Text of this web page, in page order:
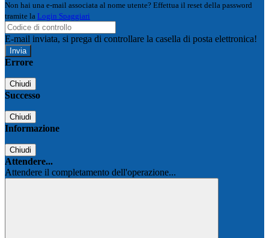
Non hai una e-mail associata al nome utente? Effettua il reset della password
tramite la Login Spaggiari
E-mail inviata, si prega di controllare la casella di posta elettronica!
Errore
Chiudi
Successo
Chiudi
Informazione
Chiudi
Attendere...
Attendere il completamento dell'operazione...